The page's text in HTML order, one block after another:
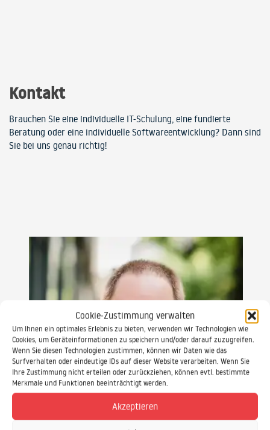
Cookie-Zustimmung verwalten
Um Ihnen ein optimales Erlebnis zu bieten, verwenden wir Technologien wie
Cookies, um Geräteinformationen zu speichern und/oder darauf zuzugreifen.
Wenn Sie diesen Technologien zustimmen, können wir Daten wie das
Surfverhalten oder eindeutige IDs auf dieser Website verarbeiten. Wenn Sie
Ihre Zustimmung nicht erteilen oder zurückziehen, können evtl. bestimmte
Merkmale und Funktionen beeinträchtigt werden.
Akzeptieren
Kontakt
Brauchen Sie eine individuelle IT-Schulung, eine fundierte
Beratung oder eine individuelle Softwareentwicklung? Dann sind
Sie bei uns genau richtig!